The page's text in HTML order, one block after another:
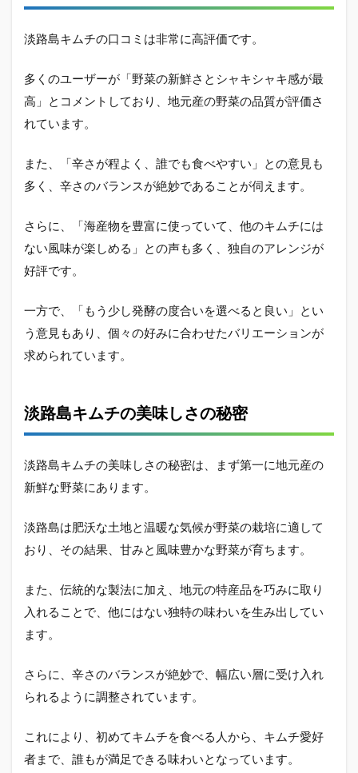
淡路島キムチの口コミは非常に高評価です。
多くのユーザーが「野菜の新鮮さとシャキシャキ感が最
高」とコメントしており、地元産の野菜の品質が評価さ
れています。
また、「辛さが程よく、誰でも食べやすい」との意見も
多く、辛さのバランスが絶妙であることが伺えます。
さらに、「海産物を豊富に使っていて、他のキムチには
ない風味が楽しめる」との声も多く、独自のアレンジが
好評です。
一方で、「もう少し発酵の度合いを選べると良い」とい
う意見もあり、個々の好みに合わせたバリエーションが
求められています。
淡路島キムチの美味しさの秘密
淡路島キムチの美味しさの秘密は、まず第一に地元産の
新鮮な野菜にあります。
淡路島は肥沃な土地と温暖な気候が野菜の栽培に適して
おり、その結果、甘みと風味豊かな野菜が育ちます。
また、伝統的な製法に加え、地元の特産品を巧みに取り
入れることで、他にはない独特の味わいを生み出してい
ます。
さらに、辛さのバランスが絶妙で、幅広い層に受け入れ
られるように調整されています。
これにより、初めてキムチを食べる人から、キムチ愛好
者まで、誰もが満足できる味わいとなっています。